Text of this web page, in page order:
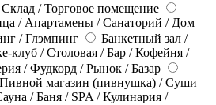
/ Торговое помещение
/ Апартамены / Санаторий / Дом
/ Глэмпинг
Банкетный зал /
клуб / Столовая / Бар / Кофейня /
/ Фудкорд / Рынок / Базар
магазин (пивнушка) / Суши
/ Баня / SPA / Кулинария /